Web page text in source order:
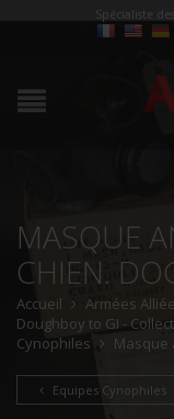
Spécialiste
MASQUE
CHIEN.
Accueil
Armées
Doughboy to GI -
Cynophiles
Masque
Equipes Cynophiles